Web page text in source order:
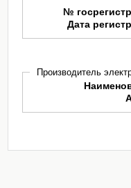
№
Дата
Производитель